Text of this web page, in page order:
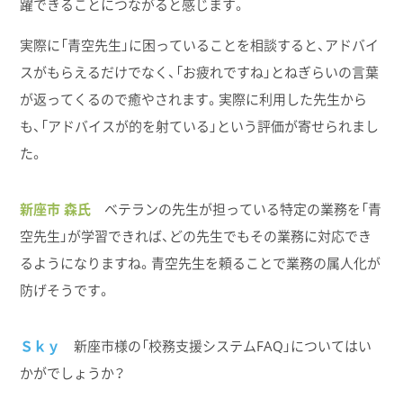
躍できることにつながると感じます。
実際に「青空先生」に困っていることを相談すると、アドバイ
スがもらえるだけでなく、「お疲れですね」とねぎらいの言葉
が返ってくるので癒やされます。実際に利用した先生から
も、「アドバイスが的を射ている」という評価が寄せられまし
た。
新座市 森氏 ベテランの先生が担っている特定の業務を「青
空先生」が学習できれば、どの先生でもその業務に対応でき
るようになりますね。青空先生を頼ることで業務の属人化が
防げそうです。
Ｓｋｙ
新座市様の「校務支援システムFAQ」についてはい
かがでしょうか？